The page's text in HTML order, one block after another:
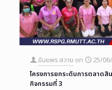
ธันยพร สวาย on
25/
โครงการยกระดับการตลาด
กิจกรรมที่ 3